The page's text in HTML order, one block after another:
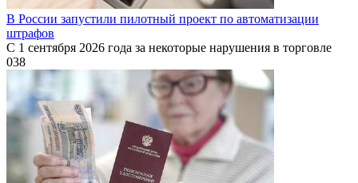
В России запустили пилотный проект по автоматизации
штрафов
С 1 сентября 2026 года за некоторые нарушения в торговле
038